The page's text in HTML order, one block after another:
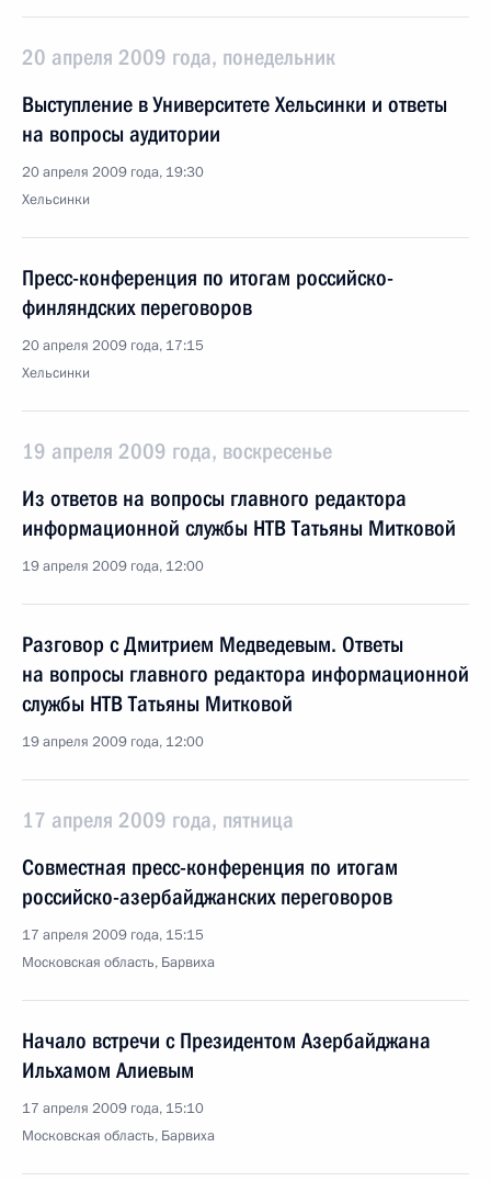
20 апреля 2009 года, понедельник
Выступление в Университете Хельсинки и ответы
на вопросы аудитории
20 апреля 2009 года, 19:30
Хельсинки
Пресс-конференция по итогам российско-
финляндских переговоров
20 апреля 2009 года, 17:15
Хельсинки
19 апреля 2009 года, воскресенье
Из ответов на вопросы главного редактора
информационной службы НТВ Татьяны Митковой
19 апреля 2009 года, 12:00
Разговор с Дмитрием Медведевым. Ответы
на вопросы главного редактора информационной
службы НТВ Татьяны Митковой
19 апреля 2009 года, 12:00
17 апреля 2009 года, пятница
Совместная пресс-конференция по итогам
российско-азербайджанских переговоров
17 апреля 2009 года, 15:15
Московская область, Барвиха
Начало встречи с Президентом Азербайджана
Ильхамом Алиевым
17 апреля 2009 года, 15:10
Московская область, Барвиха